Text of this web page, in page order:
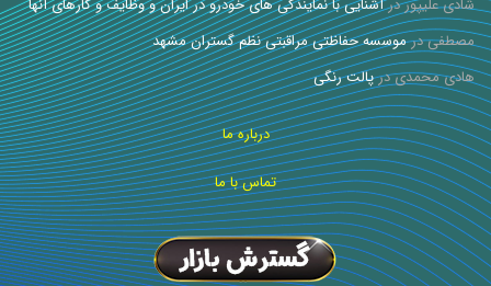
مصطفیدرموسسه حفاظتی مراقبتی نظم گستران مشهد
هادی محمدیدرپالت رنگی
درباره ما
تماس با ما